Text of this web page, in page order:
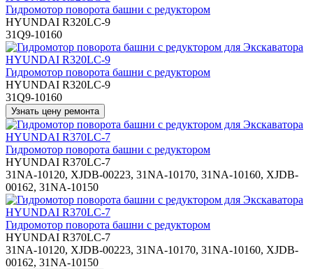
Гидромотор поворота башни с редуктором
HYUNDAI R320LC-9
31Q9-10160
Гидромотор поворота башни с редуктором
HYUNDAI R320LC-9
31Q9-10160
Гидромотор поворота башни с редуктором
HYUNDAI R370LC-7
31NA-10120, XJDB-00223, 31NA-10170, 31NA-10160, XJDB-
00162, 31NA-10150
Гидромотор поворота башни с редуктором
HYUNDAI R370LC-7
31NA-10120, XJDB-00223, 31NA-10170, 31NA-10160, XJDB-
00162, 31NA-10150